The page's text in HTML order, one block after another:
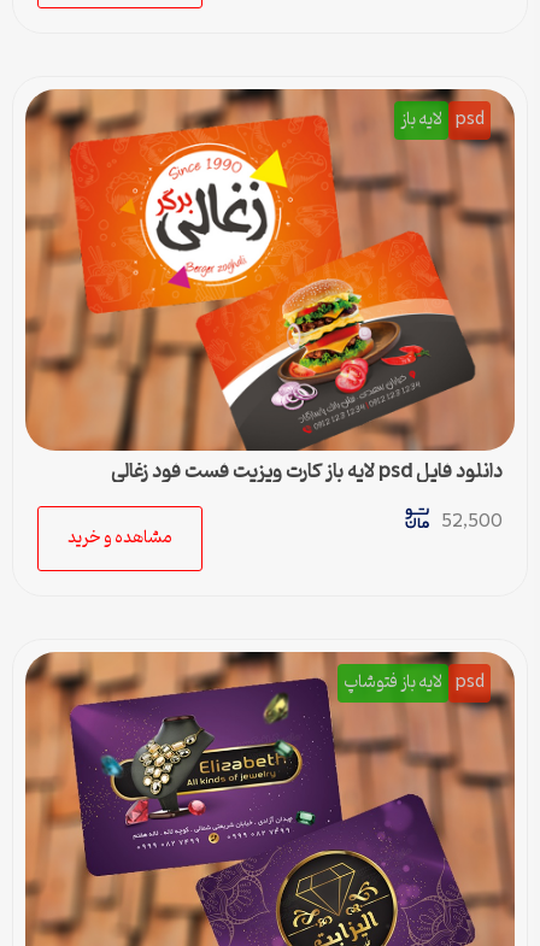
psd لایه باز
دانلود فایل psd لایه باز کارت ویزیت فست فود زغالی
52,500
مشاهده و خرید
psd لایه باز فتوشاپ